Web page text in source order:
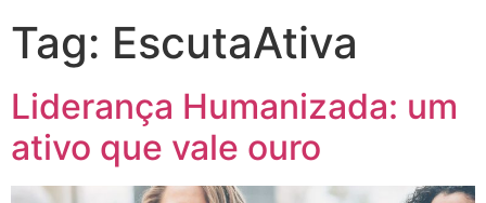
Tag: EscutaAtiva
Liderança Humanizada: um
ativo que vale ouro